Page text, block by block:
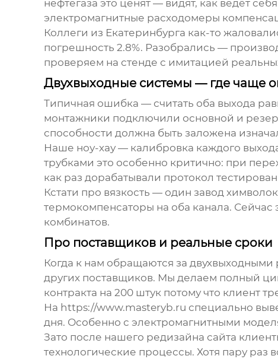
нефтегаза это ценят — видят, как ведёт
электромагнитные расходомеры
Коллеги из Екатеринбурга как-то
погрешность 2.8%. Разобрались —
проверяем на стенде с имитацией
Двухвыходные системы — где чаще
Типичная ошибка — считать оба выхода
монтажники подключили основной и
способности должна быть заложена
Наше ноу-хау — калибровка каждого
трубками это особенно критично: при
как раз дорабатывали протокол
Кстати про вязкость — один завод
термокомпенсаторы на оба канала.
комбинатов.
Про поставщиков и реальные сроки
Когда к нам обращаются за
других поставщиков. Мы делаем полный
контракта на 200 штук потому что клиент
На https://www.masteryb.ru специально
дня. Особенно с электромагнитными
Зато после нашего редизайна сайта
технологические процессы. Хотя пару